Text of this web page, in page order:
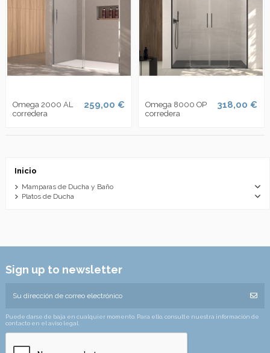
Omega 2000 AL
corredera
259,00 €
Omega 8000 OP
corredera
318,00 €
Inicio
Mamparas de Ducha y Baño
Platos de Ducha
Sign up to newsletter
Puede darse de baja en cualquier momento. Para ello, consulte nuestra información de
contacto en el aviso legal.